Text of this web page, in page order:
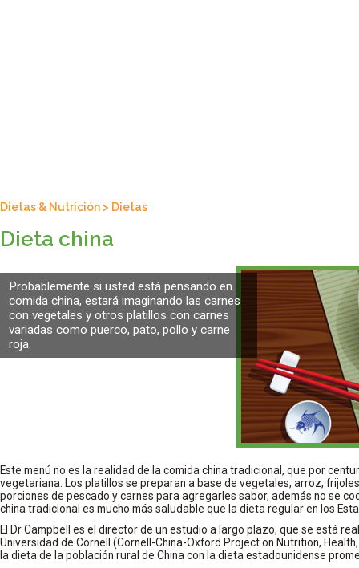
Dietas & Nutrición > Dietas
Dieta china
Probablemente si usted está pensando en
comida china, estará imaginando las carnes
con vegetales y otros platillos con carnes
variadas como puerco, pato, pollo y carne
roja.
Este menú no es la realidad de la comida china tradicional, que por
vegetariana. Los platillos se preparan a base de vegetales, arroz,
porciones de pescado y carnes para agregarles sabor, además no se
china tradicional es mucho más saludable que la dieta regular en los
El Dr Campbell es el director de un estudio a largo plazo, que se está
Universidad de Cornell (Cornell-China-Oxford Project on Nutrition,
la dieta de la población rural de China con la dieta estadounidense